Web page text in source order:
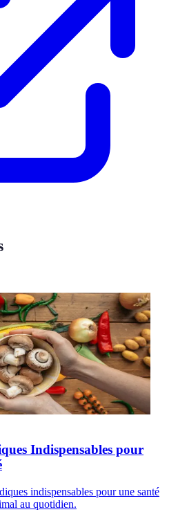
Indispensables pour
indispensables pour une santé
au quotidien.